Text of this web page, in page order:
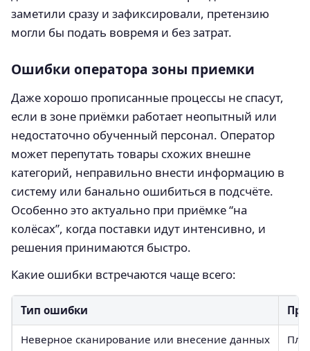
заметили сразу и зафиксировали, претензию
могли бы подать вовремя и без затрат.
Ошибки оператора зоны приемки
Даже хорошо прописанные процессы не спасут,
если в зоне приёмки работает неопытный или
недостаточно обученный персонал. Оператор
может перепутать товары схожих внешне
категорий, неправильно внести информацию в
систему или банально ошибиться в подсчёте.
Особенно это актуально при приёмке “на
колёсах”, когда поставки идут интенсивно, и
решения принимаются быстро.
Какие ошибки встречаются чаще всего:
Тип ошибки
Неверное сканирование или внесение данных